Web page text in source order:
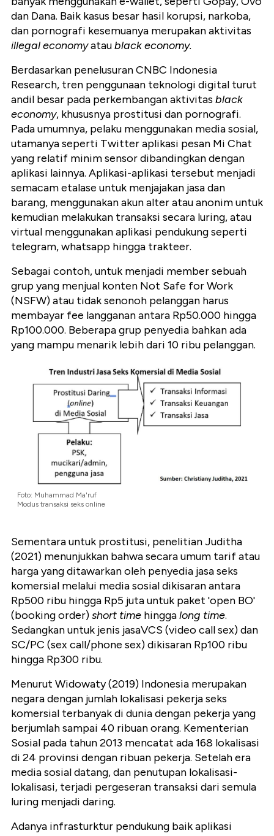
dan Dana. Baik kasus besar hasil korupsi, narkoba,
dan pornografi kesemuanya merupakan aktivitas
illegal economyataublack economy.
Berdasarkan penelusuran CNBC Indonesia
Research, tren penggunaan teknologi digital turut
andil besar pada perkembangan aktivitas black
economy, khususnya prostitusi dan pornografi.
Pada umumnya, pelaku menggunakan media sosial,
utamanya seperti Twitter aplikasi pesan Mi Chat
yang relatif minim sensor dibandingkan dengan
aplikasi lainnya. Aplikasi-aplikasi tersebut menjadi
semacam etalase untuk menjajakan jasa dan
barang, menggunakan akun alter atau anonim untuk
kemudian melakukan transaksi secara luring, atau
virtual menggunakan aplikasi pendukung seperti
telegram, whatsapp hingga trakteer.
Sebagai contoh, untuk menjadi member sebuah
grup yang menjual konten Not Safe for Work
(NSFW) atau tidak senonoh pelanggan harus
membayar fee langganan antara Rp50.000 hingga
Rp100.000. Beberapa grup penyedia bahkan ada
yang mampu menarik lebih dari 10 ribu pelanggan.
Foto: Muhammad Ma'ruf
Modus transaksi seks online
Sementara untuk prostitusi, penelitianJuditha
(2021) menunjukkan bahwa secara umum tarif atau
harga yang ditawarkan oleh penyedia jasa seks
komersial melalui media sosial dikisaran antara
Rp500 ribu hingga Rp5 juta untuk paket 'open BO'
(booking order)short time hinggalong time.
Sedangkan untuk jenis jasaVCS (video call sex) dan
SC/PC (sex call/phone sex) dikisaran Rp100 ribu
hingga Rp300 ribu.
Menurut Widowaty (2019) Indonesia merupakan
negara dengan jumlah lokalisasi pekerja seks
komersial terbanyak di dunia dengan pekerja yang
berjumlah sampai 40 ribuan orang. Kementerian
Sosial pada tahun 2013 mencatat ada 168 lokalisasi
di 24 provinsi dengan ribuan pekerja. Setelah era
media sosial datang, dan penutupan lokalisasi-
lokalisasi, terjadi pergeseran transaksi dari semula
luring menjadi daring.
Adanya infrasturktur pendukung baik aplikasi